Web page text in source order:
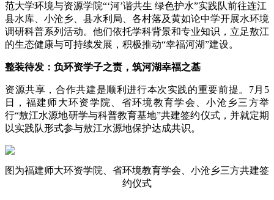
范大学环境与资源学院“‘河’谐共生 绿色护水”实践队前往连江
县水库、小沧乡、县水利局、各村落及黄如论中学开展水环境
调研科普系列活动。他们依托学科背景和专业知识，立足敖江
的生态健康与可持续发展，积极推动“幸福河湖”建设。
整装待发：负环资学子之责，筑河湖幸福之基
资源共享，合作共建是顺利进行本次实践的重要前提。7月5
日，福建师大环资学院、省环境教育学会、小沧乡三方举
行“敖江水源地研学与科普教育基地”共建签约仪式，并就定期
以实践队形式参与敖江水源地保护达成共识。
图为福建师大环资学院、省环境教育学会、小沧乡三方共建签
约仪式